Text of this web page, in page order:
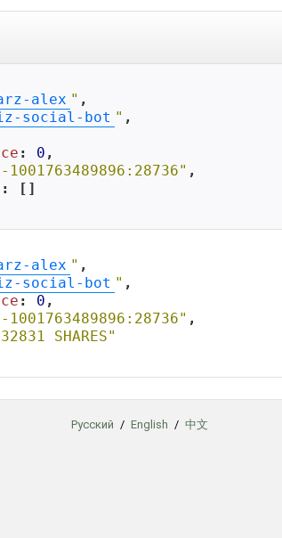
alex " ,
social-bot " ,
: 0 ,
,
: []
alex " ,
social-bot " ,
: 0 ,
,
SHARES"
Русский / English / 中文